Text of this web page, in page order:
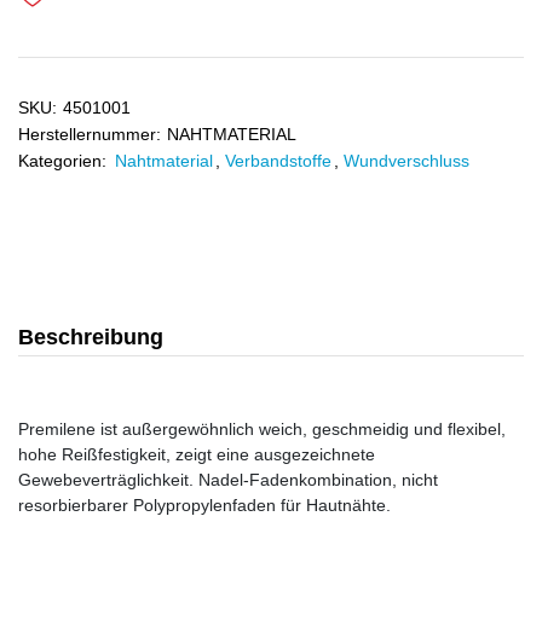
SKU: 4501001
Herstellernummer: NAHTMATERIAL
Kategorien: Nahtmaterial Verbandstoffe Wundverschluss
Beschreibung
Premilene ist außergewöhnlich weich, geschmeidig und flexibel,
hohe Reißfestigkeit, zeigt eine ausgezeichnete
Gewebeverträglichkeit. Nadel-Fadenkombination, nicht
resorbierbarer Polypropylenfaden für Hautnähte.